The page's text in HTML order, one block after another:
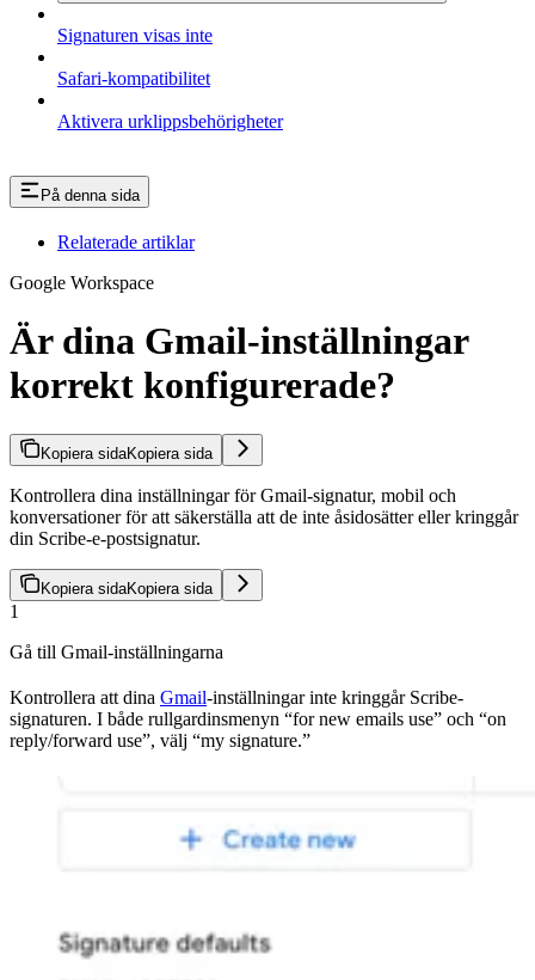
Signaturen visas inte
Safari-kompatibilitet
Aktivera urklippsbehörigheter
På denna sida
Relaterade artiklar
Google Workspace
Är dina Gmail-inställningar
korrekt konfigurerade?
Kopiera sidaKopiera sida
Kontrollera dina inställningar för Gmail-signatur, mobil och
konversationer för att säkerställa att de inte åsidosätter eller kringgår
din Scribe-e-postsignatur.
Kopiera sidaKopiera sida
1
Gå till Gmail-inställningarna
Kontrollera att dina Gmail-inställningar inte kringgår Scribe-
signaturen. I både rullgardinsmenyn “for new emails use” och “on
reply/forward use”, välj “my signature.”